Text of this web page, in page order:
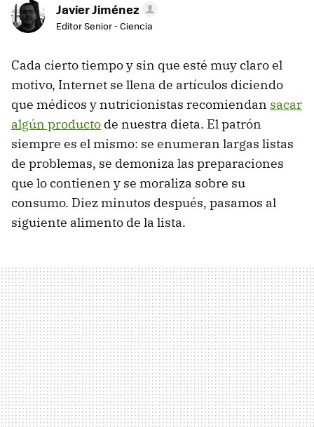
Javier Jiménez
Editor Senior - Ciencia
Cada cierto tiempo y sin que esté muy claro el
motivo, Internet se llena de artículos diciendo
que médicos y nutricionistas recomiendan sacar
algún producto de nuestra dieta. El patrón
siempre es el mismo: se enumeran largas listas
de problemas, se demoniza las preparaciones
que lo contienen y se moraliza sobre su
consumo. Diez minutos después, pasamos al
siguiente alimento de la lista.